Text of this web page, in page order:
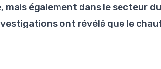
également dans le secteur du
ont révélé que le